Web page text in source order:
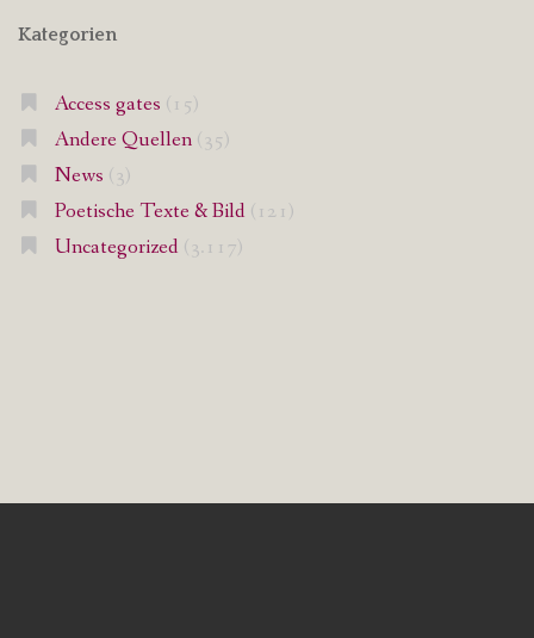
Kategorien
Access gates (15)
Andere Quellen(35)
News (3)
Poetische Texte & Bild (121)
Uncategorized (3.117)